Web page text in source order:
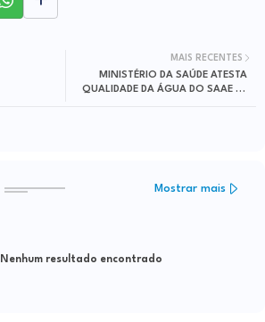
MAIS RECENTES
MINISTÉRIO DA SAÚDE ATESTA
QUALIDADE DA ÁGUA DO SAAE DE
Mostrar mais
Nenhum resultado encontrado